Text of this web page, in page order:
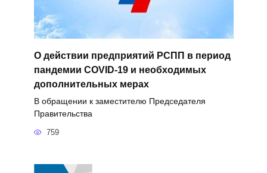
О действии предприятий РСПП в период
пандемии COVID-19 и необходимых
дополнительных мерах
В обращении к заместителю Председателя
Правительства
759